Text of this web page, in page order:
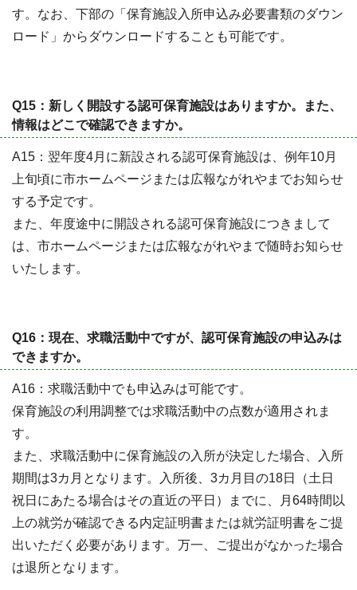
す。なお、下部の「保育施設入所申込み必要書類のダウン
ロード」からダウンロードすることも可能です。
Q15：新しく開設する認可保育施設はありますか。また、
情報はどこで確認できますか。
A15：翌年度4月に新設される認可保育施設は、例年10月
上旬頃に市ホームページまたは広報ながれやまでお知らせ
する予定です。
また、年度途中に開設される認可保育施設につきまして
は、市ホームページまたは広報ながれやまで随時お知らせ
いたします。
Q16：現在、求職活動中ですが、認可保育施設の申込みは
できますか。
A16：求職活動中でも申込みは可能です。
保育施設の利用調整では求職活動中の点数が適用されま
す。
また、求職活動中に保育施設の入所が決定した場合、入所
期間は3カ月となります。入所後、3カ月目の18日（土日
祝日にあたる場合はその直近の平日）までに、月64時間以
上の就労が確認できる内定証明書または就労証明書をご提
出いただく必要があります。万一、ご提出がなかった場合
は退所となります。